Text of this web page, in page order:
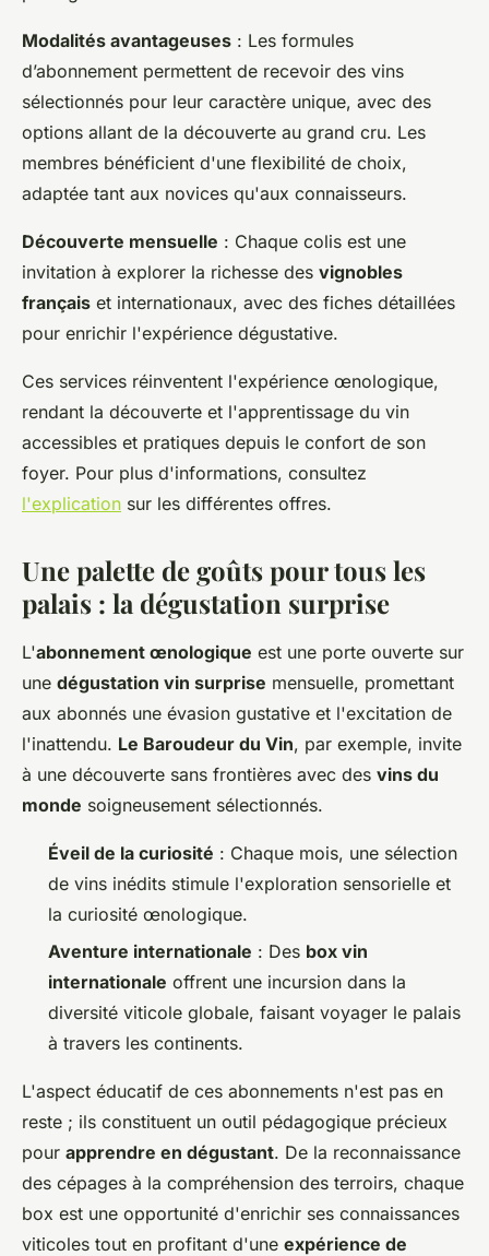
Modalités avantageuses : Les formules
d’abonnement permettent de recevoir des vins
sélectionnés pour leur caractère unique, avec des
options allant de la découverte au grand cru. Les
membres bénéficient d'une flexibilité de choix,
adaptée tant aux novices qu'aux connaisseurs.
Découverte mensuelle : Chaque colis est une
invitation à explorer la richesse des vignobles
français et internationaux, avec des fiches détaillées
pour enrichir l'expérience dégustative.
Ces services réinventent l'expérience œnologique,
rendant la découverte et l'apprentissage du vin
accessibles et pratiques depuis le confort de son
foyer. Pour plus d'informations, consultez
l'explication sur les différentes offres.
Une palette de goûts pour tous les
palais : la dégustation surprise
L'abonnement œnologique est une porte ouverte sur
une dégustation vin surprise mensuelle, promettant
aux abonnés une évasion gustative et l'excitation de
l'inattendu. Le Baroudeur du Vin, par exemple, invite
à une découverte sans frontières avec des vins du
monde soigneusement sélectionnés.
Éveil de la curiosité : Chaque mois, une sélection
de vins inédits stimule l'exploration sensorielle et
la curiosité œnologique.
Aventure internationale : Des box vin
internationale offrent une incursion dans la
diversité viticole globale, faisant voyager le palais
à travers les continents.
L'aspect éducatif de ces abonnements n'est pas en
reste ; ils constituent un outil pédagogique précieux
pour apprendre en dégustant. De la reconnaissance
des cépages à la compréhension des terroirs, chaque
box est une opportunité d'enrichir ses connaissances
viticoles tout en profitant d'une expérience de